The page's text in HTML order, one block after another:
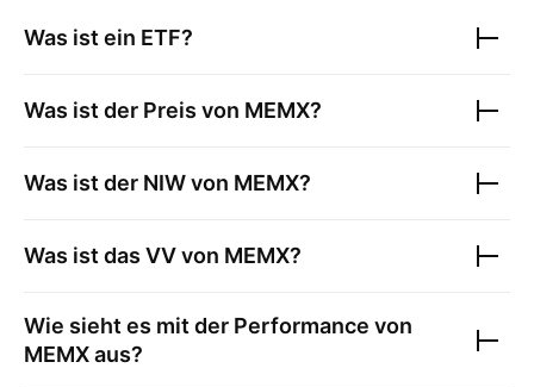
Was ist ein ETF?
Was ist der Preis von MEMX?
Was ist der NIW von MEMX?
Was ist das VV von MEMX?
Wie sieht es mit der Performance von
MEMXaus?